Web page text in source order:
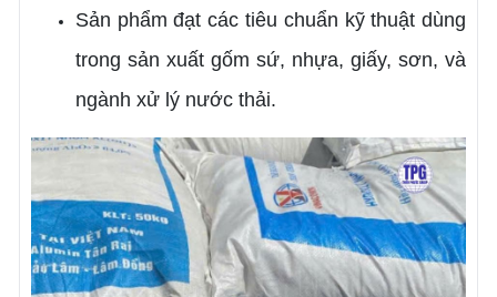
Sản phẩm đạt các tiêu chuẩn kỹ thuật dùng
trong sản xuất gốm sứ, nhựa, giấy, sơn, và
ngành xử lý nước thải.